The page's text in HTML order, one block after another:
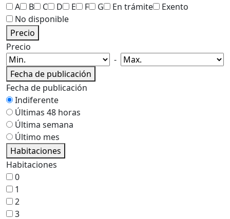
A
B C D E F G En trámite
Exento
No disponible
Precio
Precio
-
Fecha de publicación
Fecha de publicación
Indiferente
Últimas 48 horas
Última semana
Último mes
Habitaciones
Habitaciones
0
1
2
3